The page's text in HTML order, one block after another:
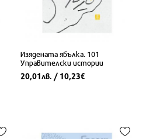
Изядената ябълка. 101
Управителски истории
20,01лв. / 10,23€